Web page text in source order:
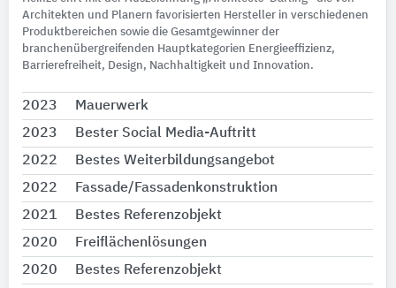
Architekten und Planern favorisierten Hersteller in verschiedenen
Produktbereichen sowie die Gesamtgewinner der
branchenübergreifenden Hauptkategorien Energieeffizienz,
Barrierefreiheit, Design, Nachhaltigkeit und Innovation.
2023
Mauerwerk
2023
Bester Social Media-Auftritt
2022
Bestes Weiterbildungsangebot
2022
Fassade/Fassadenkonstruktion
2021
Bestes Referenzobjekt
2020
Freiflächenlösungen
2020
Bestes Referenzobjekt